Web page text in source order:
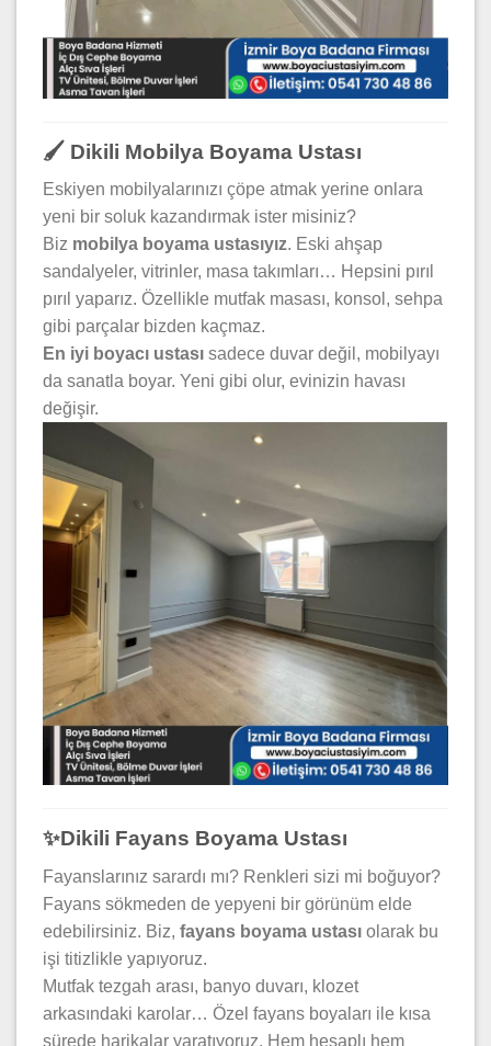
🖌️ Dikili Mobilya Boyama Ustası
Eskiyen mobilyalarınızı çöpe atmak yerine onlara
yeni bir soluk kazandırmak ister misiniz?
Biz mobilya boyama ustasıyız. Eski ahşap
sandalyeler, vitrinler, masa takımları… Hepsini pırıl
pırıl yaparız. Özellikle mutfak masası, konsol, sehpa
gibi parçalar bizden kaçmaz.
En iyi boyacı ustası sadece duvar değil, mobilyayı
da sanatla boyar. Yeni gibi olur, evinizin havası
değişir.
✨Dikili Fayans Boyama Ustası
Fayanslarınız sarardı mı? Renkleri sizi mi boğuyor?
Fayans sökmeden de yepyeni bir görünüm elde
edebilirsiniz. Biz, fayans boyama ustası olarak bu
işi titizlikle yapıyoruz.
Mutfak tezgah arası, banyo duvarı, klozet
arkasındaki karolar… Özel fayans boyaları ile kısa
sürede harikalar yaratıyoruz. Hem hesaplı hem